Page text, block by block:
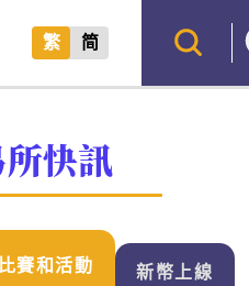
繁 简
快訊
賽和活動 新幣上線